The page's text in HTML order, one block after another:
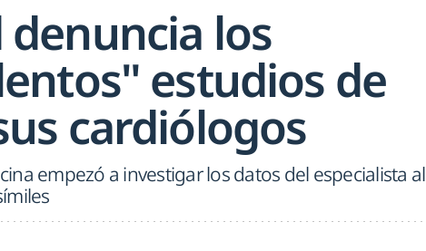
los
estudios de
cardiólogos
empezó a investigar los datos del especialista al